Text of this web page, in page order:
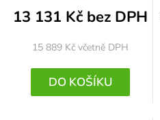
13 131 Kč bez DPH
15 889 Kč včetně DPH
DO KOŠÍKU